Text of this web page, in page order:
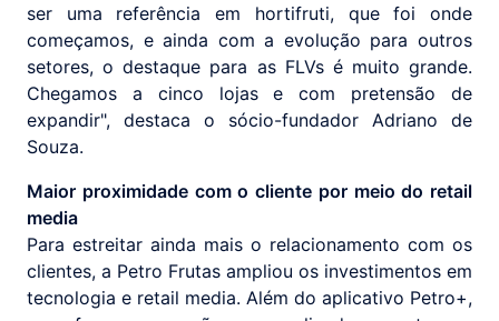
ser uma referência em hortifruti, que foi onde
começamos, e ainda com a evolução para outros
setores, o destaque para as FLVs é muito grande.
Chegamos a cinco lojas e com pretensão de
expandir", destaca o sócio-fundador Adriano de
Souza.
Maior proximidade com o cliente por meio do retail
media
Para estreitar ainda mais o relacionamento com os
clientes, a Petro Frutas ampliou os investimentos em
tecnologia e retail media. Além do aplicativo Petro+,